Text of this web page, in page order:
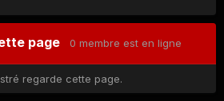
page 0 membre est en ligne
regarde cette page.